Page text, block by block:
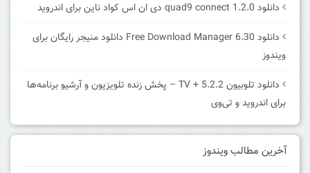
دانلود quad9 connect 1.2.0 دی ان اس کواد ناین برای اندروید
دانلود Free Download Manager 6.30 دانلود منیجر رایگان برای
ویندوز
دانلود تلوبیون 5.2.2 + TV – پخش زنده تلویزیون و آرشیو برنامه‌ها
برای اندروید و تی‌وی
آخرین مطالب ویندوز